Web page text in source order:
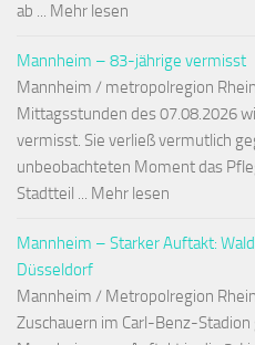
ab ... Mehr lesen
Mannheim – 83-jährige vermisst
Mannheim / metropolregion
Mittagsstunden des 07.08.2026
vermisst. Sie verließ vermutlich
unbeobachteten Moment das
Stadtteil ... Mehr lesen
Mannheim – Starker Auftakt:
Düsseldorf
Mannheim / Metropolregion
Zuschauern im Carl-Benz-